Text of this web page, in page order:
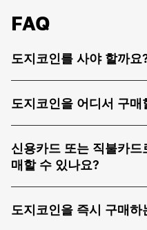
FAQ
도지코인를 사야 할까요
도지코인을 어디서 구매
신용카드 또는 직불카
매할 수 있나요?
도지코인을 즉시 구매하